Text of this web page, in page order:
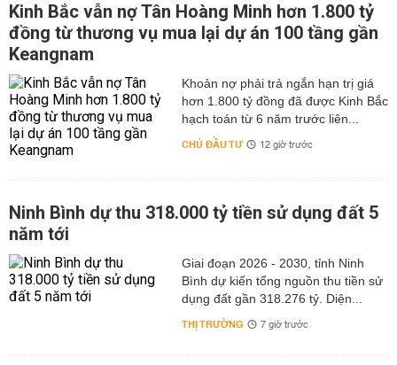
Kinh Bắc vẫn nợ Tân Hoàng Minh hơn 1.800 tỷ
đồng từ thương vụ mua lại dự án 100 tầng gần
Keangnam
hơn 1.800 tỷ đồng đã được Kinh Bắc
hạch toán từ 6 năm trước liên...
CHỦ ĐẦU TƯ 12 giờ trước
Ninh Bình dự thu 318.000 tỷ tiền sử dụng đất 5
năm tới
Giai đoạn 2026 - 2030, tỉnh Ninh
Bình dự kiến tổng nguồn thu tiền sử
dụng đất gần 318.276 tỷ. Diện...
THỊ TRƯỜNG 7 giờ trước